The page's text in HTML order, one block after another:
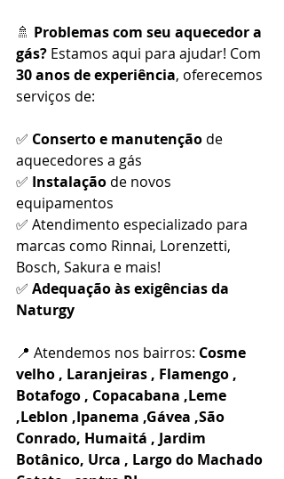
🚿 Problemas com seu aquecedor a
gás? Estamos aqui para ajudar! Com
30 anos de experiência, oferecemos
serviços de:
✅ Conserto e manutenção de
aquecedores a gás
✅ Instalação de novos
equipamentos
✅ Atendimento especializado para
marcas como Rinnai, Lorenzetti,
Bosch, Sakura e mais!
✅ Adequação às exigências da
Naturgy
📍 Atendemos nos bairros: Cosme
velho , Laranjeiras , Flamengo ,
Botafogo , Copacabana ,Leme
,Leblon ,Ipanema ,Gávea ,São
Conrado, Humaitá , Jardim
Botânico, Urca , Largo do Machado